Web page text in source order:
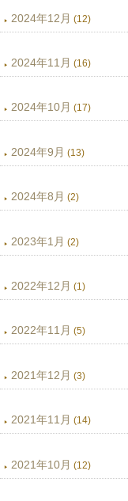
2024年12月 (12)
2024年11月 (16)
2024年10月 (17)
2024年9月 (13)
2024年8月 (2)
2023年1月 (2)
2022年12月 (1)
2022年11月 (5)
2021年12月 (3)
2021年11月 (14)
2021年10月 (12)